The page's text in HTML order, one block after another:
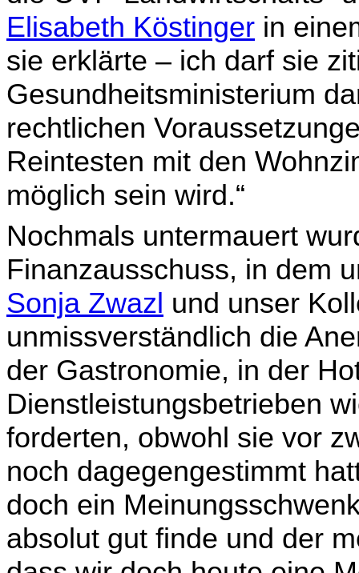
Elisabeth Köstinger in
sie erklärte – ich darf sie
Gesundheitsministerium
rechtlichen
Reintesten mit den
möglich sein wird.“
Nochmals untermauert
Finanzausschuss, in dem
Sonja Zwazl und unser
unmissverständ­lich die
der Gastronomie, in der
Dienstleistungsbetrieben
forderten, obwohl sie vor
noch dagegengestimmt
doch ein
absolut gut finde und der